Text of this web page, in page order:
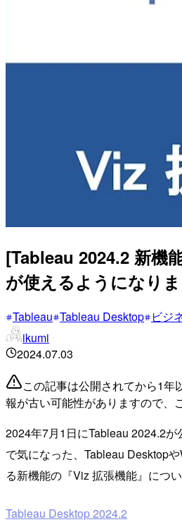
[Tableau 2024.2 新機
が使えるようになりま
Tableau Tableau Desktop ビジ
ikumi
2024.07.03
この記事は公開されてから1年
報が古い可能性がありますので、
2024年7月1日にTableau 2024.2
で気になった、Tableau Desktop
る新機能の『Viz 拡張機能』につ
Tableau Desktop 2024.2